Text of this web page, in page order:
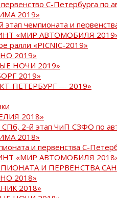
С-Петербурга по
2019»
чемпионата и
«МИР АВТОМОБИЛЯ
ралли «PICNIC-2019»
2019»
НОЧИ 2019»
2019»
ПЕТЕРБУРГ — 2019»
2018»
СПб, 2-й этап ЧиП СЗФО по
2018»
и первенства С-
«МИР АВТОМОБИЛЯ
И ПЕРВЕНСТВА
2018»
2018»